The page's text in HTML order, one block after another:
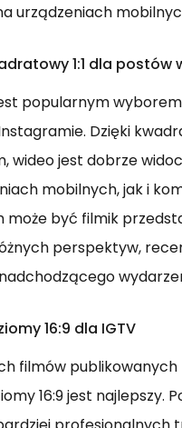
urządzeniach
1:1 dla postów
popularnym
Dzięki
wideo jest dobrze
mobilnych, jak i
może być filmik
perspektyw,
16:9 dla IGTV
filmów publikowanych
16:9 jest najlepszy.